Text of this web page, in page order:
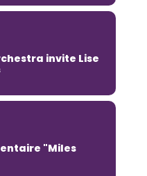
invite Lise
"Miles